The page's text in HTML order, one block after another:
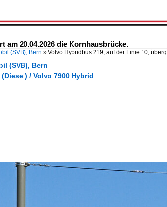
am 20.04.2026 die Kornhausbrücke.
(SVB), Bern » Volvo Hybridbus 219, auf der Linie 10,
(SVB), Bern
/ Volvo 7900 Hybrid